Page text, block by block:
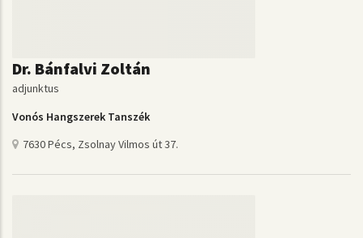
Dr. Bánfalvi Zoltán
adjunktus
Vonós Hangszerek Tanszék
7630 Pécs, Zsolnay Vilmos út 37.